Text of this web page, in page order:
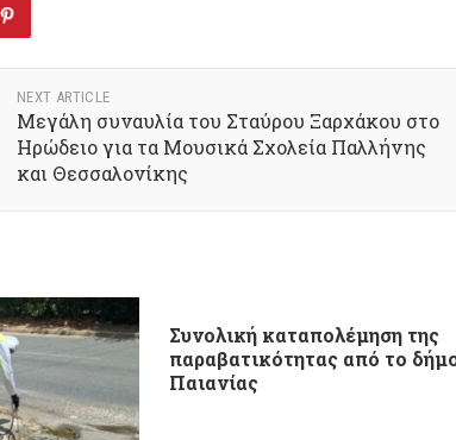
NEXT ARTICLE
Μεγάλη συναυλία του Σταύρου Ξαρχάκου στο
Ηρώδειο για τα Μουσικά Σχολεία Παλλήνης
και Θεσσαλονίκης
Συνολική καταπολέμηση της
παραβατικότητας από το
Παιανίας